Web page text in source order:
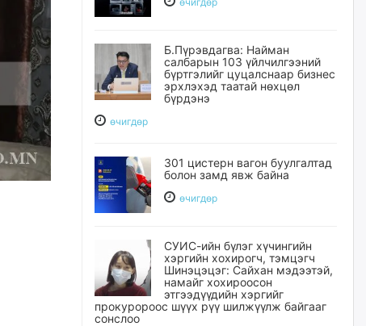
Б.Пүрэвдагва: Найман
салбарын 103 үйлчилгээний
бүртгэлийг цуцалснаар бизнес
эрхлэхэд таатай нөхцөл
бүрдэнэ
өчигдѳр
301 цистерн вагон буулгалтад
болон замд явж байна
өчигдѳр
СУИС-ийн бүлэг хүчингийн
хэргийн хохирогч, тэмцэгч
Шинэцэцэг: Сайхан мэдээтэй,
намайг хохироосон
этгээдүүдийн хэргийг
прокуророос шүүх рүү шилжүүлж байгааг
сонслоо